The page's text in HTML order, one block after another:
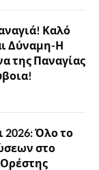
Καλό
Δύναμη-Η
της Παναγίας
2026: Όλο το
στο